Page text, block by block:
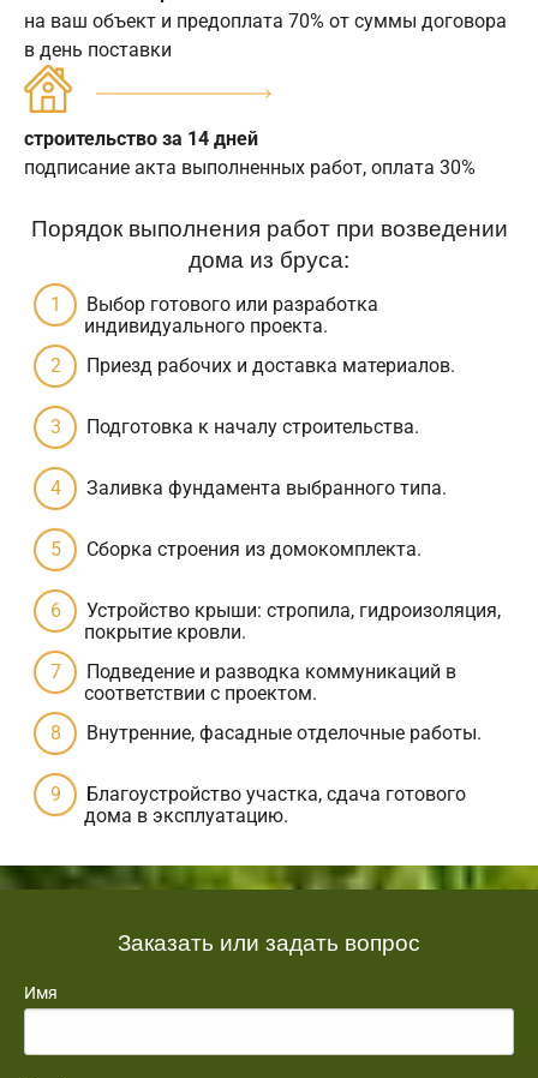
на ваш объект и предоплата 70% от суммы договора
в день поставки
строительство за 14 дней
подписание акта выполненных работ, оплата 30%
Порядок выполнения работ при возведении
дома из бруса:
Выбор готового или разработка
индивидуального проекта.
Приезд рабочих и доставка материалов.
Подготовка к началу строительства.
Заливка фундамента выбранного типа.
Сборка строения из домокомплекта.
Устройство крыши: стропила, гидроизоляция,
покрытие кровли.
Подведение и разводка коммуникаций в
соответствии с проектом.
Внутренние, фасадные отделочные работы.
Благоустройство участка, сдача готового
дома в эксплуатацию.
Заказать или задать вопрос
Имя